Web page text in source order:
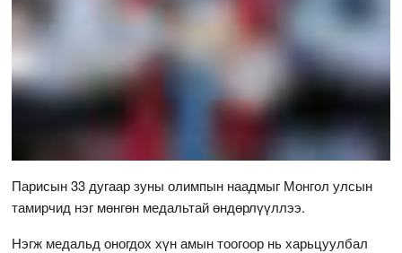
Парисын 33 дугаар зуны олимпын наадмыг Монгол улсын
тамирчид нэг мөнгөн медальтай өндөрлүүллээ.
Нэгж медальд оногдох хүн амын тоогоор нь харьцуулбал